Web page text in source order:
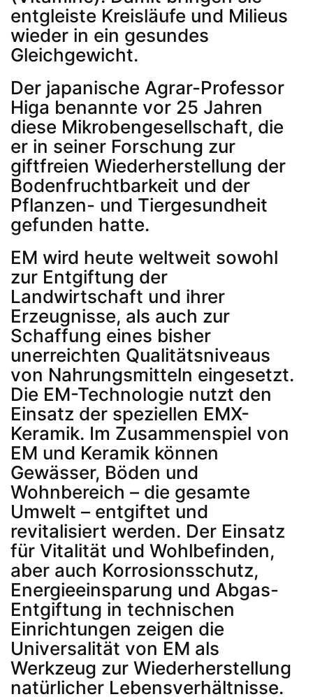
entgleiste Kreisläufe und Milieus
wieder in ein gesundes
Gleichgewicht.
Der japanische Agrar-Professor
Higa benannte vor 25 Jahren
diese Mikrobengesellschaft, die
er in seiner Forschung zur
giftfreien Wiederherstellung der
Bodenfruchtbarkeit und der
Pflanzen- und Tiergesundheit
gefunden hatte.
EM wird heute weltweit sowohl
zur Entgiftung der
Landwirtschaft und ihrer
Erzeugnisse, als auch zur
Schaffung eines bisher
unerreichten Qualitätsniveaus
von Nahrungsmitteln eingesetzt.
Die EM-Technologie nutzt den
Einsatz der speziellen EMX-
Keramik. Im Zusammenspiel von
EM und Keramik können
Gewässer, Böden und
Wohnbereich – die gesamte
Umwelt – entgiftet und
revitalisiert werden. Der Einsatz
für Vitalität und Wohlbefinden,
aber auch Korrosionsschutz,
Energieeinsparung und Abgas-
Entgiftung in technischen
Einrichtungen zeigen die
Universalität von EM als
Werkzeug zur Wiederherstellung
natürlicher Lebensverhältnisse.